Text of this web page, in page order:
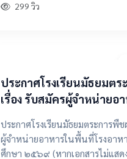
299 วิว
ประกาศโรงเรียนมัธยมต
เรื่อง รับสมัครผู้จำหน่ายอ
โรงอาหาร ประจำปีการศึ
ประกาศโรงเรียนมัธยมตระการพืช
ผู้จำหน่ายอาหารในพื้นที่โรงอาห
ศึกษา ๒๕๖๙ (หากเอกสารไม่แสดงผล โปรดรอสัก